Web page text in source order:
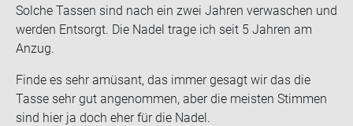
Sol­che Tas­sen sind nach ein zwei Jah­ren ver­wa­schen und
wer­den Ent­sorgt. Die Nadel trage ich seit 5 Jah­ren am
Anzug.
Finde es sehr amü­sant, das immer ge­sagt wir das die
Tasse sehr gut an­ge­nom­men, aber die meis­ten Stim­men
sind hier ja doch eher für die Nadel.